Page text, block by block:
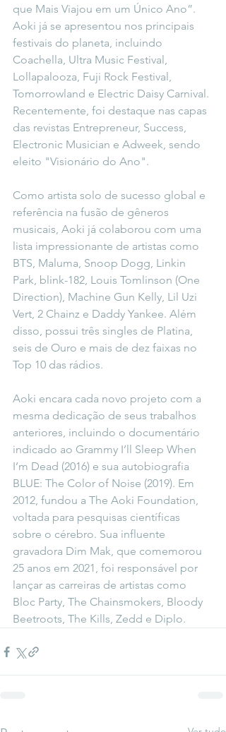
que Mais Viajou em um Único Ano”.
Aoki já se apresentou nos principais
festivais do planeta, incluindo
Coachella, Ultra Music Festival,
Lollapalooza, Fuji Rock Festival,
Tomorrowland e Electric Daisy Carnival.
Recentemente, foi destaque nas capas
das revistas Entrepreneur, Success,
Electronic Musician e Adweek, sendo
eleito "Visionário do Ano".
Como artista solo de sucesso global e
referência na fusão de gêneros
musicais, Aoki já colaborou com uma
lista impressionante de artistas como
BTS, Maluma, Snoop Dogg, Linkin
Park, blink-182, Louis Tomlinson (One
Direction), Machine Gun Kelly, Lil Uzi
Vert, 2 Chainz e Daddy Yankee. Além
disso, possui três singles de Platina,
seis de Ouro e mais de dez faixas no
Top 10 das rádios.
Aoki encara cada novo projeto com a
mesma dedicação de seus trabalhos
anteriores, incluindo o documentário
indicado ao Grammy I’ll Sleep When
I’m Dead (2016) e sua autobiografia
BLUE: The Color of Noise (2019). Em
2012, fundou a The Aoki Foundation,
voltada para pesquisas científicas
sobre o cérebro. Sua influente
gravadora Dim Mak, que comemorou
25 anos em 2021, foi responsável por
lançar as carreiras de artistas como
Bloc Party, The Chainsmokers, Bloody
Beetroots, The Kills, Zedd e Diplo.